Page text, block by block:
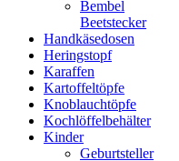
Bembel
Beetstecker
Handkäsedosen
Heringstopf
Karaffen
Kartoffeltöpfe
Knoblauchtöpfe
Kochlöffelbehälter
Kinder
Geburtsteller